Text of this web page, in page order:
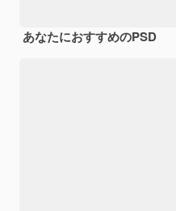
あなたにおすすめのPSD